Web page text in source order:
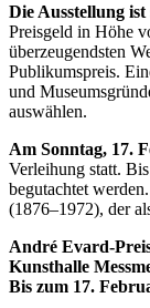
Die Ausstellung ist
Preisgeld in Höhe
überzeugendsten
Publikumspreis.
und
auswählen.
Am Sonntag, 17.
Verleihung statt.
begutachtet
(1876–1972), der
André Evard-
Kunsthalle
Bis zum 17.